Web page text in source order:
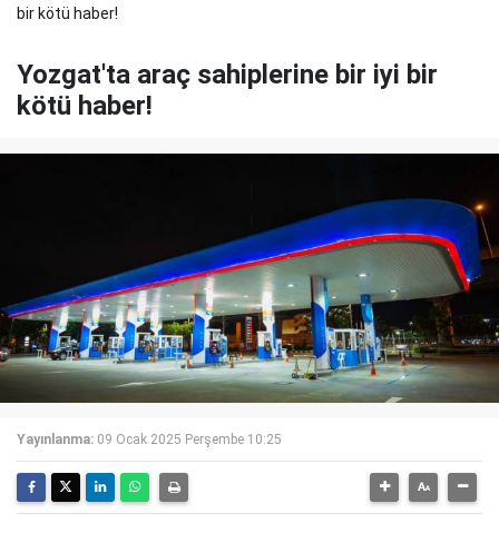
bir kötü haber!
Yozgat'ta araç sahiplerine bir iyi bir
kötü haber!
Yayınlanma: 09 Ocak 2025 Perşembe 10:25